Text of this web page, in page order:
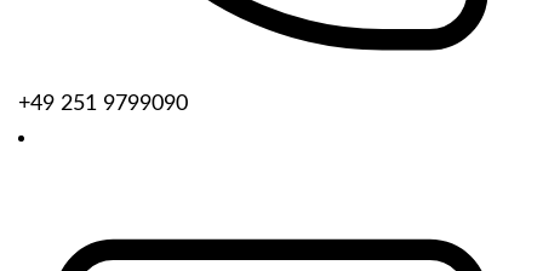
+49 251 9799090